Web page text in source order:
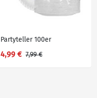
Partyteller 100er
4,99 € 7,99 €